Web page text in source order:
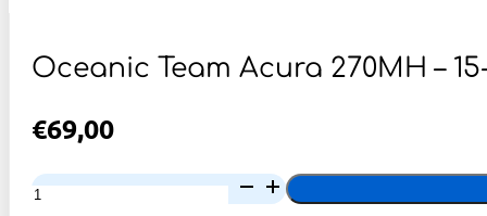
Oceanic Team Acura 270MH –
€69,00
Oceanic
Team